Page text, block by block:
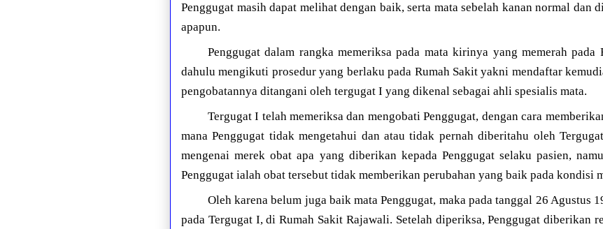
Penggugat masih dapat melihat dengan baik, serta mata sebelah kanan normal dan
apapun.
Penggugat dalam rangka memeriksa pada mata kirinya yang memerah
dahulu mengikuti prosedur yang berlaku pada Rumah Sakit yakni mendaftar
pengobatannya ditangani oleh tergugat I yang dikenal sebagai ahli spesialis mata.
Tergugat I telah memeriksa dan mengobati Penggugat, dengan cara
mana Penggugat tidak mengetahui dan atau tidak pernah diberitahu oleh
mengenai merek obat apa yang diberikan kepada Penggugat selaku pasien,
Penggugat ialah obat tersebut tidak memberikan perubahan yang baik pada kondisi
Oleh karena belum juga baik mata Penggugat, maka pada tanggal 26 Agustus
pada Tergugat I, di Rumah Sakit Rajawali. Setelah diperiksa, Penggugat diberikan